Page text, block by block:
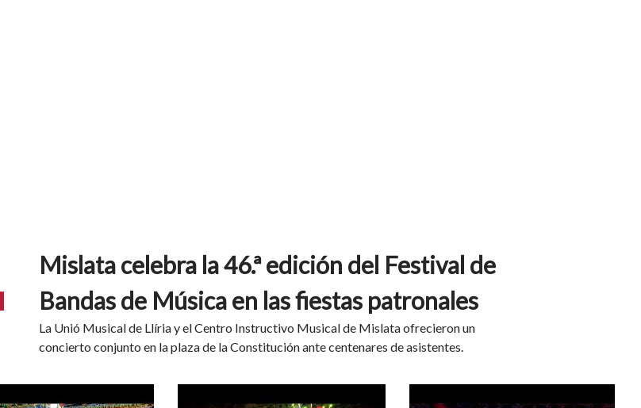
Mislata celebra la 46.ª edición del Festival de
Bandas de Música en las fiestas patronales
La Unió Musical de Llíria y el Centro Instructivo Musical de Mislata ofrecieron un
concierto conjunto en la plaza de la Constitución ante centenares de asistentes.